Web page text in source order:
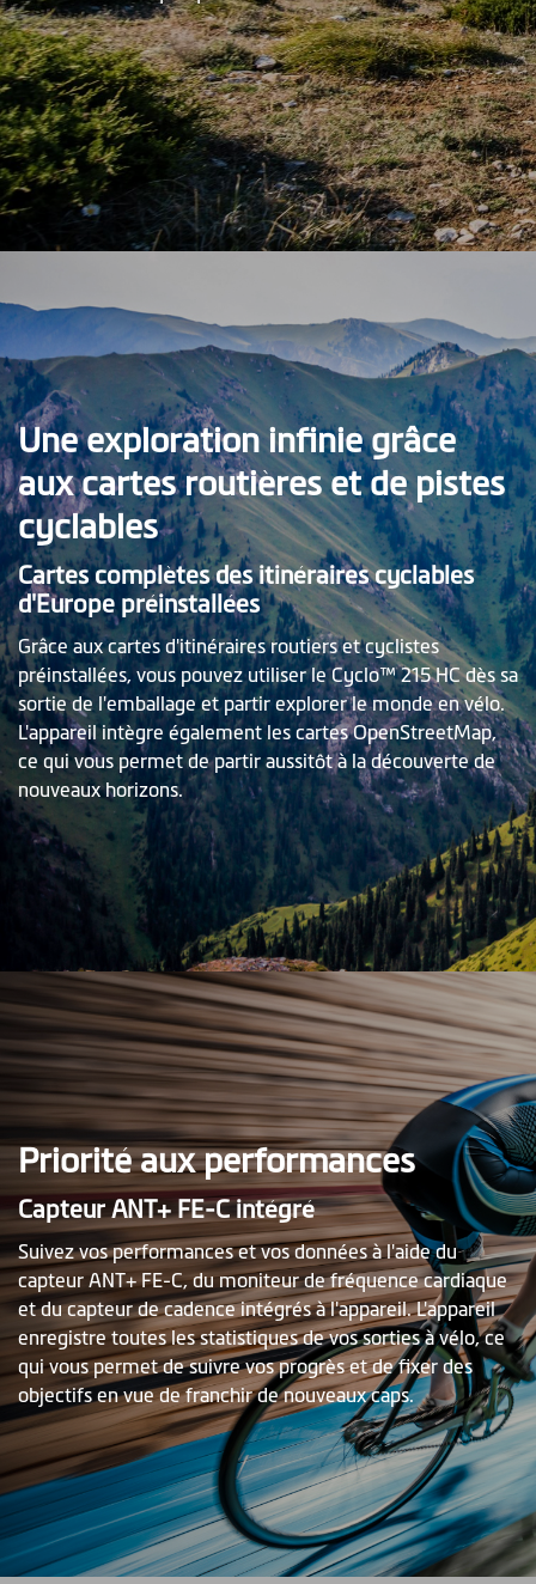
Une exploration infinie grâce
aux cartes routières et de pistes
cyclables
Cartes complètes des itinéraires cyclables
d'Europe préinstallées
Grâce aux cartes d'itinéraires routiers et cyclistes
préinstallées, vous pouvez utiliser le Cyclo™ 215 HC dès sa
sortie de l'emballage et partir explorer le monde en vélo.
L'appareil intègre également les cartes OpenStreetMap,
ce qui vous permet de partir aussitôt à la découverte de
nouveaux horizons.
Priorité aux performances
Capteur ANT+ FE-C intégré
Suivez vos performances et vos données à l'aide du
capteur ANT+ FE-C, du moniteur de fréquence cardiaque
et du capteur de cadence intégrés à l'appareil. L'appareil
enregistre toutes les statistiques de vos sorties à vélo, ce
qui vous permet de suivre vos progrès et de fixer des
objectifs en vue de franchir de nouveaux caps.